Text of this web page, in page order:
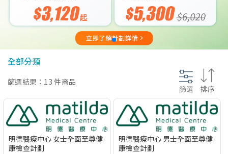
@section InlineScriptsHead {
全部分類
篩選結果：13 件商品
篩選 排序
明德醫療中心 女士全面至尊健
康檢查計劃
明德醫療中心 男士全面至尊健
康檢查計劃